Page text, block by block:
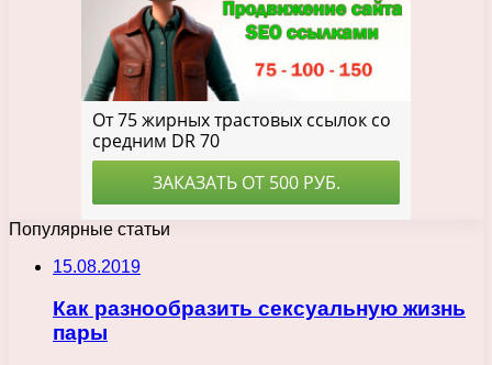
Популярные статьи
15.08.2019
Как разнообразить сексуальную жизнь
пары